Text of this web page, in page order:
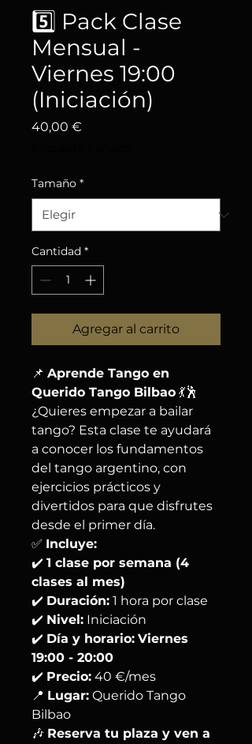
5️⃣ Pack Clase
Mensual -
Viernes 19:00
(Iniciación)
40,00 €
Tamaño *
Cantidad *
Agregar al carrito
📌 Aprende Tango en
Querido Tango Bilbao 💃🕺
¿Quieres empezar a bailar
tango? Esta clase te ayudará
a conocer los fundamentos
del tango argentino, con
ejercicios prácticos y
divertidos para que disfrutes
desde el primer día.
✅ Incluye:
✔️ 1 clase por semana (4
clases al mes)
✔️ Duración: 1 hora por clase
✔️ Nivel: Iniciación
✔️ Día y horario: Viernes
19:00 - 20:00
✔️ Precio: 40 €/mes
📍 Lugar: Querido Tango
Bilbao
🎶 Reserva tu plaza y ven a